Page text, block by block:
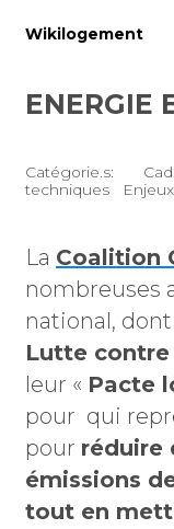
Wikilogement
ENERGIE
Catégorie.s:
techniques
La Coalition
nombreuses
national,
Lutte contre
leur « Pacte
pour qui
pour réduire
émissions
tout en